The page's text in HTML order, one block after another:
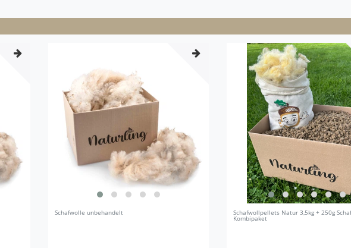
Schafwolle unbehandelt Schafwollpellets Natur 3,5kg + 250g
Kombipaket